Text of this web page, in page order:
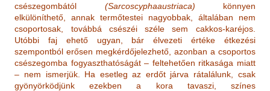
csészegombától (Sarcoscyphaaustriaca) könnyen
elkülöníthető, annak termőtestei nagyobbak, általában nem
csoportosak, továbbá csészéi széle sem cakkos-karéjos.
Utóbbi faj ehető ugyan, bár élvezeti értéke étkezési
szempontból erősen megkérdőjelezhető, azonban a csoportos
csészegomba fogyaszthatóságát – feltehetően ritkasága miatt
– nem ismerjük. Ha esetleg az erdőt járva rátalálunk, csak
gyönyörködjünk ezekben a kora tavaszi, színes